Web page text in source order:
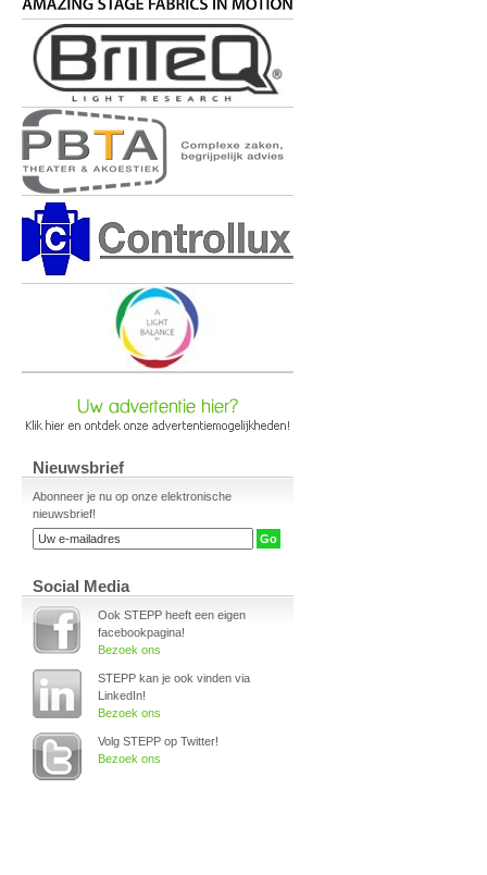
Nieuwsbrief
Abonneer je nu op onze elektronische
nieuwsbrief!
Social Media
Ook STEPP heeft een eigen
facebookpagina!
Bezoek ons
STEPP kan je ook vinden via
LinkedIn!
Bezoek ons
Volg STEPP op Twitter!
Bezoek ons